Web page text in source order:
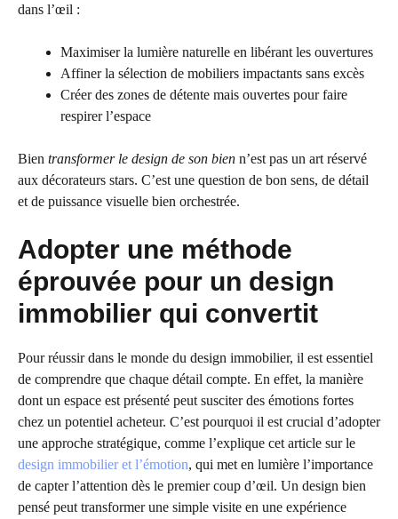
dans l’œil :
Maximiser la lumière naturelle en libérant les ouvertures
Affiner la sélection de mobiliers impactants sans excès
Créer des zones de détente mais ouvertes pour faire
respirer l’espace
Bien transformer le design de son bien n’est pas un art réservé
aux décorateurs stars. C’est une question de bon sens, de détail
et de puissance visuelle bien orchestrée.
Adopter une méthode
éprouvée pour un design
immobilier qui convertit
Pour réussir dans le monde du design immobilier, il est essentiel
de comprendre que chaque détail compte. En effet, la manière
dont un espace est présenté peut susciter des émotions fortes
chez un potentiel acheteur. C’est pourquoi il est crucial d’adopter
une approche stratégique, comme l’explique cet article sur le
design immobilier et l’émotion, qui met en lumière l’importance
de capter l’attention dès le premier coup d’œil. Un design bien
pensé peut transformer une simple visite en une expérience